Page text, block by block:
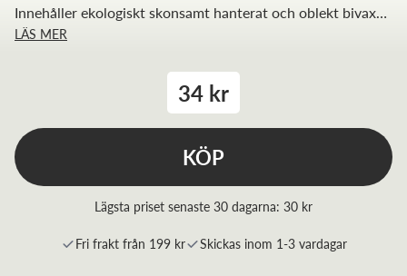
Innehåller ekologiskt skonsamt hanterat och oblekt bivax
från svensk biodlare
LÄS MER
34 kr
KÖP
Lägsta priset senaste 30 dagarna: 30 kr
Fri frakt från 199 kr Skickas inom 1-3 vardagar